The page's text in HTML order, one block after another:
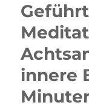
–
innere